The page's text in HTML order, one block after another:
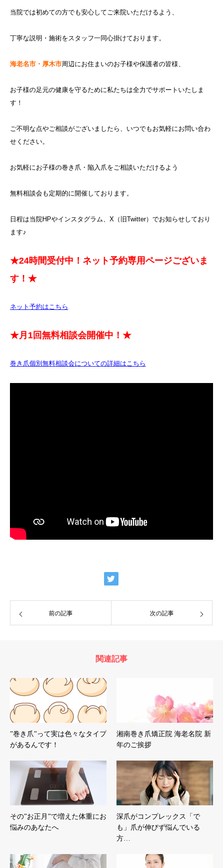
当院では初めての方でも安心してご来院いただけるよう、
丁寧な説明・施術をスタッフ一同心掛けております。
海老名市・厚木市周辺にお住まいのお子様や保護者の皆様、
お子様の足元の健康を守るために私たちは全力でサポートいたしま
す！
ご不明な点やご相談がございましたら、いつでもお気軽にお問い合わ
せください。
お気軽にお子様の巻き爪・陥入爪をご相談いただけるよう
無料相談会も定期的に開催しております。
日程は当院HPやインスタグラム、X（旧Twitter）でお知らせしており
ます♪
★24時間受付中！ネット予約専用ページございま
す！★
ネット予約はこちら
★月1回無料相談会開催中！★
巻き爪個別無料相談会についての詳細はこちら
前の記事 次の記事
関連記事
”巻き爪”って実は色々なタイプ
があるんです！
湘南巻き爪矯正院 海老名院 新
年のご挨拶
その”お正月”で増えた体重にお
悩みのあなたへ
深爪がコンプレックス「で
も」爪が伸びず悩んでいる
方…